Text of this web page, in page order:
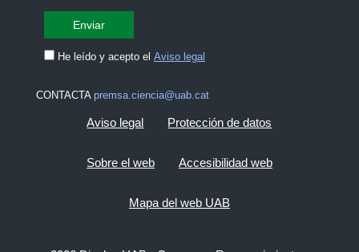
He leído y acepto el Aviso legal
CONTACTA premsa.ciencia@uab.cat
Aviso legal Protección de datos
Sobre el web Accesibilidad web
Mapa del web UAB